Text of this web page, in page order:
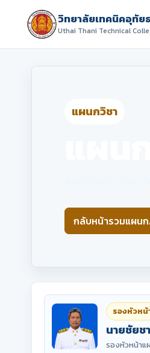
วิทยาลัยเทคนิคอุทัย
Uthai Thani Technical
แผนกวิชา
กลับหน้ารวมแผน
รองหัวห
นายชัย
รองหัวหน้าแ